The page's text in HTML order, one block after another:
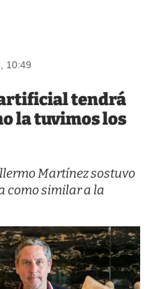
10:49
tendrá
la tuvimos los
Martínez sostuvo
como similar a la